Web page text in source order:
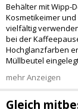
Behälter mit Wipp-
Kosmetikeimer
vielfältig
bei der
Hochglanzfarben
Müllbeutel
mehr Anzeigen
Gleich